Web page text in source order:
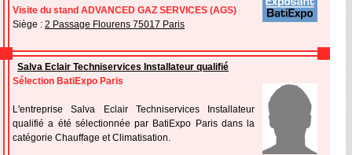
Visite du stand ADVANCED GAZ SERVICES (AGS)
Siège : 2 Passage Flourens 75017 Paris
Salva Eclair Techniservices Installateur qualifié
Sélection BatiExpo Paris
L'entreprise Salva Eclair Techniservices Installateur
qualifié a été sélectionnée par BatiExpo Paris dans la
catégorie Chauffage et Climatisation.